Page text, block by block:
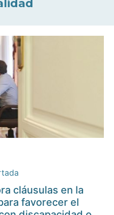
cláusulas en la
favorecer el